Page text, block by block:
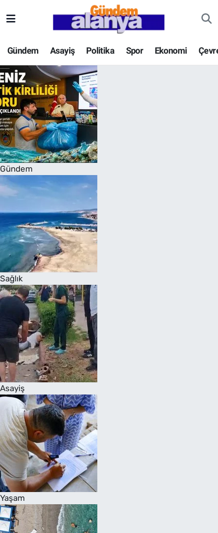
Gündem Asayiş Politika Spor Ekonomi
Gündem
Sağlık
Asayiş
Yaşam